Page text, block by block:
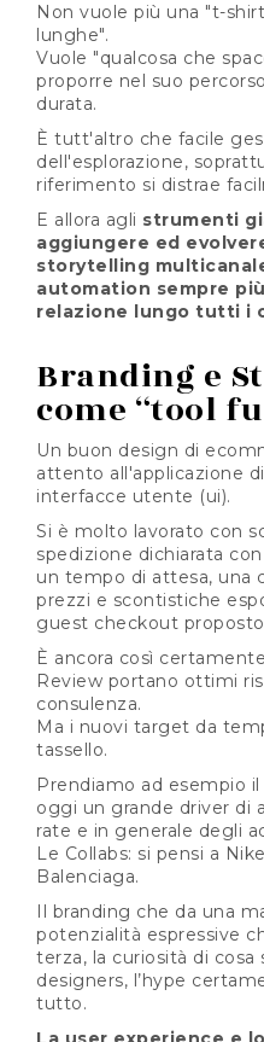
Non vuole più una "t-
lunghe".
Vuole "qualcosa che
proporre nel suo
durata.
È tutt'altro che facile
dell'esplorazione,
riferimento si distrae
E allora agli strumenti
aggiungere ed
storytelling
automation sempre
relazione lungo tutti i
Branding e
come “tool
Un buon design di
attento all'applicazione
interfacce utente (ui).
Si è molto lavorato con
spedizione dichiarata
un tempo di attesa, una
prezzi e scontistiche
guest checkout
È ancora così
Review portano ottimi
consulenza.
Ma i nuovi target da
tassello.
Prendiamo ad esempio
oggi un grande driver di
rate e in generale degli
Le Collabs: si pensi a
Balenciaga.
Il branding che da una
potenzialità espressive
terza, la curiosità di cosa
designers, l’hype
tutto.